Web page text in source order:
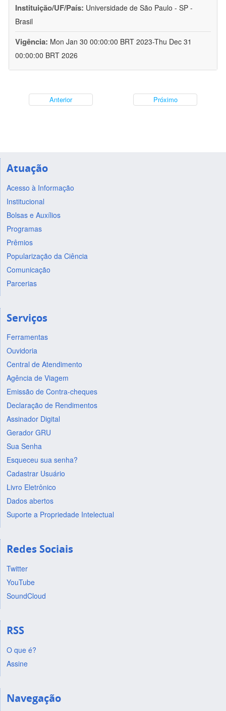
Instituição/UF/País: Universidade de São Paulo - SP -
Brasil
Vigência: Mon Jan 30 00:00:00 BRT 2023-Thu Dec 31
00:00:00 BRT 2026
Anterior Próximo
Atuação
Acesso à Informação
Institucional
Bolsas e Auxílios
Programas
Prêmios
Popularização da Ciência
Comunicação
Parcerias
Serviços
Ferramentas
Ouvidoria
Central de Atendimento
Agência de Viagem
Emissão de Contra-cheques
Declaração de Rendimentos
Assinador Digital
Gerador GRU
Sua Senha
Esqueceu sua senha?
Cadastrar Usuário
Livro Eletrônico
Dados abertos
Suporte a Propriedade Intelectual
Redes Sociais
Twitter
YouTube
SoundCloud
RSS
O que é?
Assine
Navegação